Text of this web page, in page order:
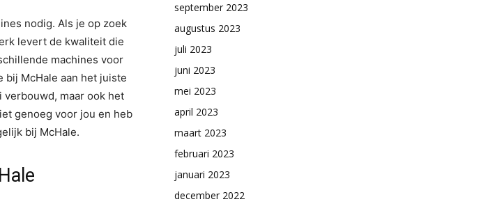
nodig. Als je op zoek
levert de kwaliteit die
machines voor
bij McHale aan het juiste
maar ook het
genoeg voor jou en heb
bij McHale.
september 2023
augustus 2023
juli 2023
juni 2023
mei 2023
april 2023
maart 2023
februari 2023
januari 2023
december 2022